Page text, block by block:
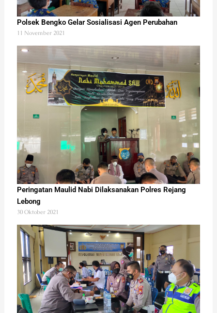
Polsek Bengko Gelar Sosialisasi Agen Perubahan
11 November 2021
Peringatan Maulid Nabi Dilaksanakan Polres Rejang
Lebong
30 Oktober 2021